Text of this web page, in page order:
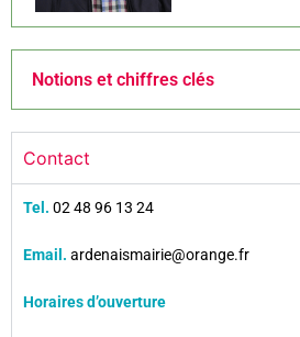
Notions et chiffres clés
Contact
Tel. 02 48 96 13 24
Email. ardenaismairie@orange.fr
Horaires d’ouverture